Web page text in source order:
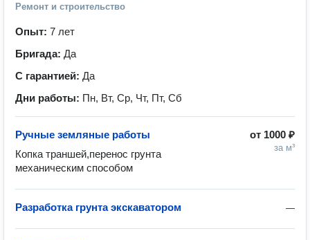
Ремонт и строительство
Опыт: 7 лет
Бригада: Да
С гарантией: Да
Дни работы: Пн, Вт, Ср, Чт, Пт, Сб
от 1000 ₽
за м³
Ручные земляные работы
Копка траншей,перенос грунта
механическим способом
—
Разработка грунта экскаватором